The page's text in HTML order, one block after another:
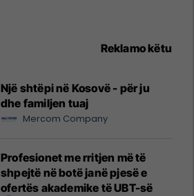
Reklamo këtu
Një shtëpi në Kosovë - për ju
dhe familjen tuaj
Mercom Company
Profesionet me rritjen më të
shpejtë në botë janë pjesë e
ofertës akademike të UBT-së